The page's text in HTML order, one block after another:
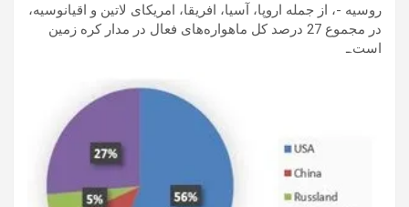
روسیه -، از جمله اروپا، آسیا، افریقا، امریکای لاتین و اقیانوسیه،
در مجموع 27 درصد کل ماهواره‌های فعال در مدار کره زمین
است.ـ